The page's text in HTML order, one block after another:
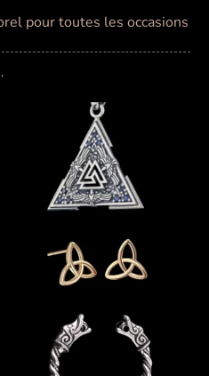
pour toutes les occasions